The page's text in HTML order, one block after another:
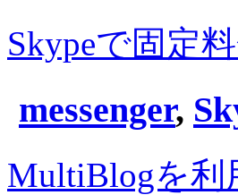
Skypeで固定
messenger,
MultiBlogを利